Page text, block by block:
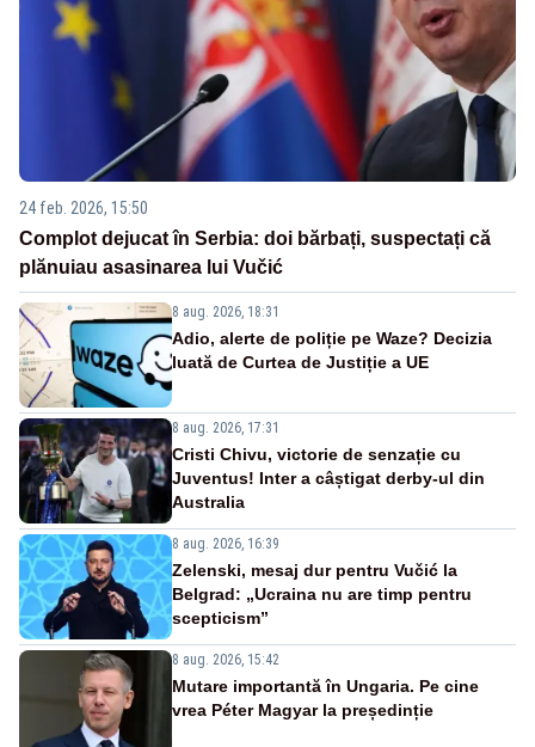
24 feb. 2026, 15:50
Complot dejucat în Serbia: doi bărbați, suspectați că
plănuiau asasinarea lui Vučić
8 aug. 2026, 18:31
Adio, alerte de poliție pe Waze? Decizia
luată de Curtea de Justiție a UE
8 aug. 2026, 17:31
Cristi Chivu, victorie de senzație cu
Juventus! Inter a câștigat derby-ul din
Australia
8 aug. 2026, 16:39
Zelenski, mesaj dur pentru Vučić la
Belgrad: „Ucraina nu are timp pentru
scepticism”
8 aug. 2026, 15:42
Mutare importantă în Ungaria. Pe cine
vrea Péter Magyar la președinție